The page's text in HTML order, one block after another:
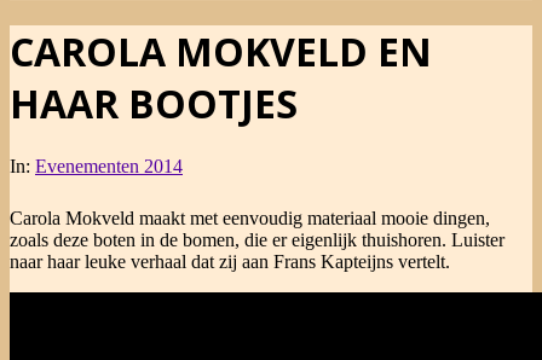
CAROLA MOKVELD EN
HAAR BOOTJES
In: Evenementen 2014
Carola Mokveld maakt met eenvoudig materiaal mooie dingen,
zoals deze boten in de bomen, die er eigenlijk thuishoren. Luister
naar haar leuke verhaal dat zij aan Frans Kapteijns vertelt.